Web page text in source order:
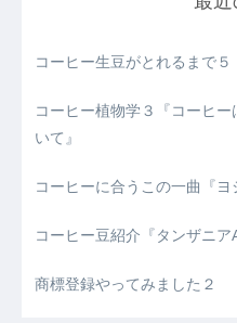
コーヒー生豆がとれるまで５
コーヒー植物学３『コーヒ
いて』
コーヒーに合うこの一曲『ヨ
コーヒー豆紹介『タンザニア
商標登録やってみました２